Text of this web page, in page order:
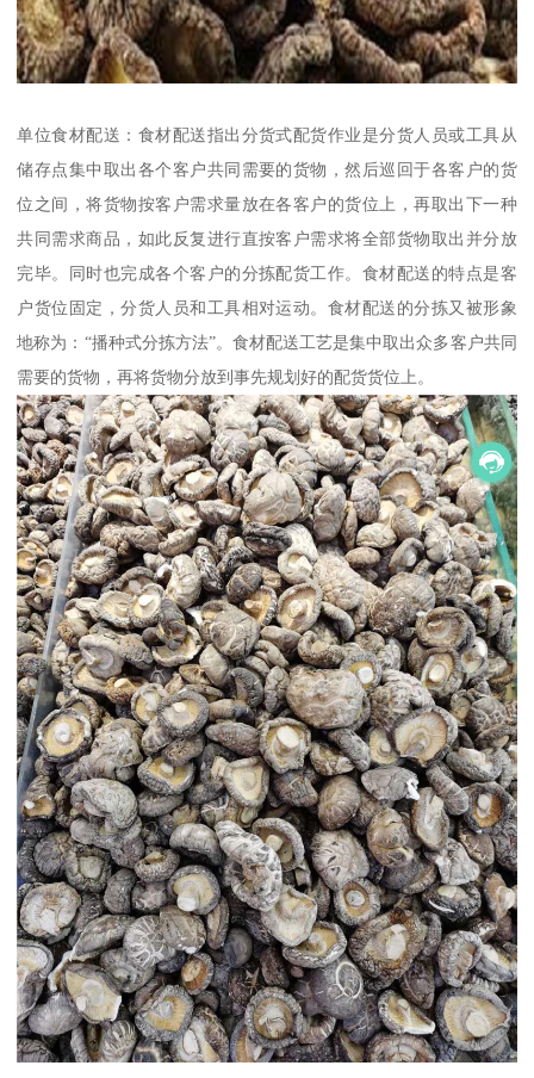
单位食材配送：食材配送指出分货式配货作业是分货人员或工具从
储存点集中取出各个客户共同需要的货物，然后巡回于各客户的货
位之间，将货物按客户需求量放在各客户的货位上，再取出下一种
共同需求商品，如此反复进行直按客户需求将全部货物取出并分放
完毕。同时也完成各个客户的分拣配货工作。食材配送的特点是客
户货位固定，分货人员和工具相对运动。食材配送的分拣又被形象
地称为：“播种式分拣方法”。食材配送工艺是集中取出众多客户共同
需要的货物，再将货物分放到事先规划好的配货货位上。